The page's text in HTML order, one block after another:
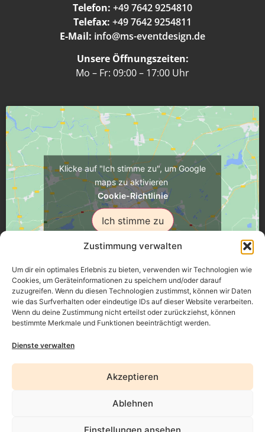
Zustimmung verwalten
Um dir ein optimales Erlebnis zu bieten, verwenden wir Technologien wie
Cookies, um Geräteinformationen zu speichern und/oder darauf
zuzugreifen. Wenn du diesen Technologien zustimmst, können wir Daten
wie das Surfverhalten oder eindeutige IDs auf dieser Website verarbeiten.
Wenn du deine Zustimmung nicht erteilst oder zurückziehst, können
bestimmte Merkmale und Funktionen beeinträchtigt werden.
Dienste verwalten
Akzeptieren
Ablehnen
Einstellungen ansehen
Telefon: +49 7642 9254810
Telefax: +49 7642 9254811
E-Mail: info@ms-eventdesign.de
Unsere Öffnungszeiten:
Mo – Fr: 09:00 – 17:00 Uhr
Klicke auf "Ich stimme zu", um Google
maps zu aktivieren
Cookie-Richtlinie
Ich stimme zu
Üsenberger Strasse 11, 79346 Endingen a.K.
Erklärung zur Barrierefreiheit
AGB
Widerrufsrecht